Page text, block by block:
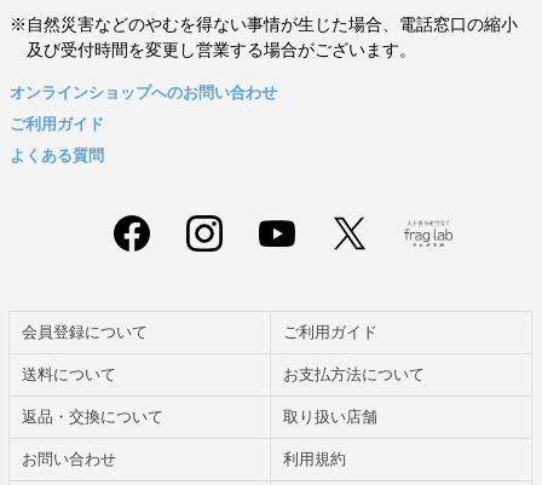
※自然災害などのやむを得ない事情が生じた場合、電話窓口の縮小
及び受付時間を変更し営業する場合がございます。
オンラインショップへのお問い合わせ
ご利用ガイド
よくある質問
会員登録について ご利用ガイド
送料について お支払方法について
返品・交換について 取り扱い店舗
お問い合わせ 利用規約